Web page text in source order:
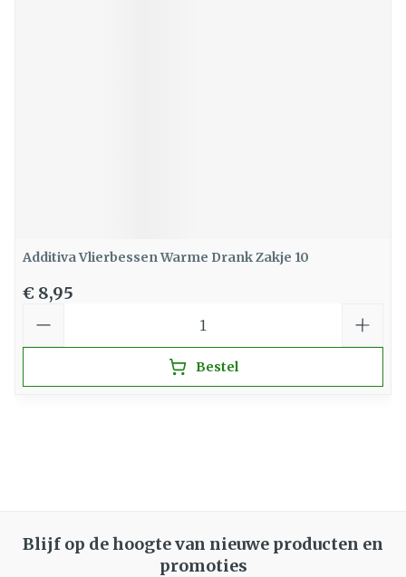
Additiva Vlierbessen Warme Drank Zakje 10
€ 8,95
Bestel
Blijf op de hoogte van nieuwe producten en
promoties